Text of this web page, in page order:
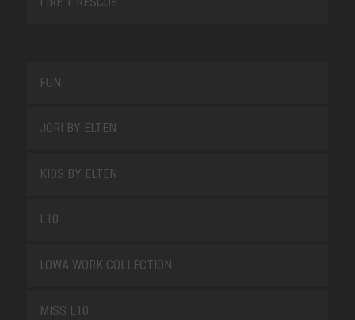
FUN
JORI BY ELTEN
KIDS BY ELTEN
L10
LOWA WORK COLLECTION
MISS L10